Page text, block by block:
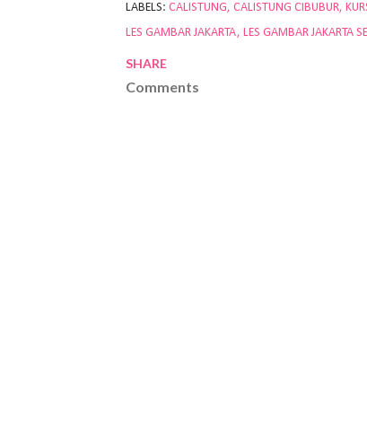
LABELS: CALISTUNG CALISTUNG CIBUBUR
LES GAMBAR JAKARTA LES GAMBAR JAKARTA
SHARE
Comments